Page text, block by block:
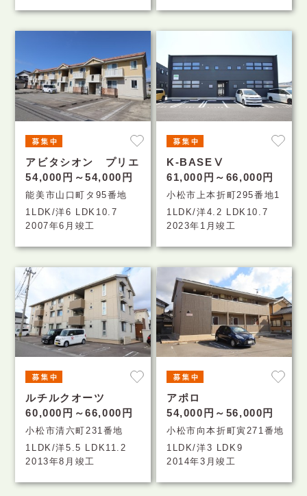
アビタシオン プリエ
54,000円～54,000円
能美市山口町タ95番地
1LDK/洋6 LDK10.7
2007年6月竣工
K-BASEⅤ
61,000円～66,000円
小松市上本折町295番地1
1LDK/洋4.2 LDK10.7
2023年1月竣工
ルチルクオーツ
60,000円～66,000円
小松市清六町231番地
1LDK/洋5.5 LDK11.2
2013年8月竣工
アポロ
54,000円～56,000円
小松市向本折町寅271番地
1LDK/洋3 LDK9
2014年3月竣工